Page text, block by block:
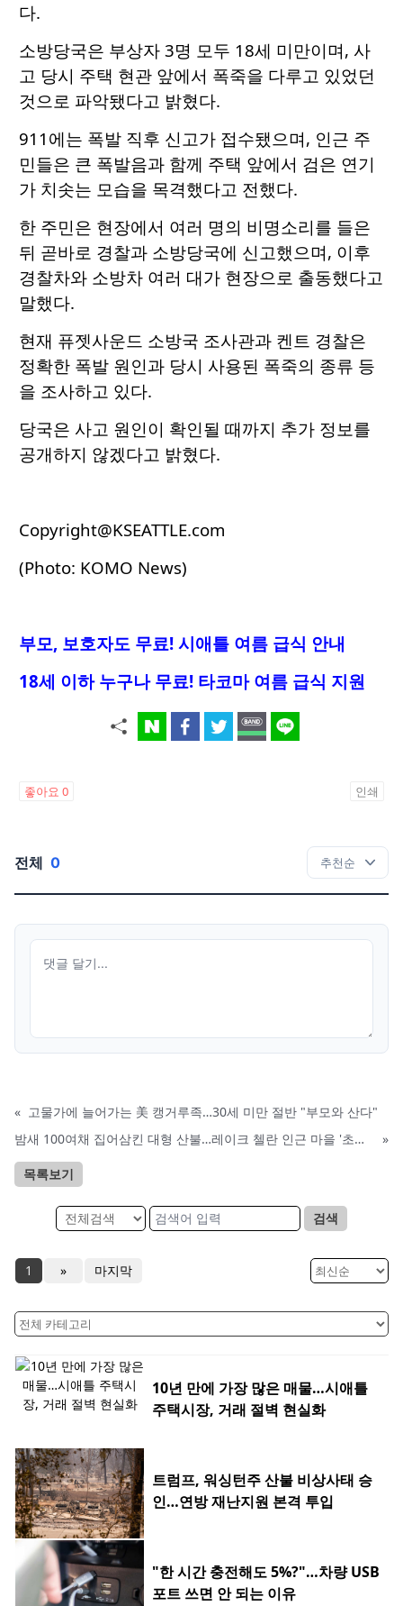
다.
소방당국은 부상자 3명 모두 18세 미만이며, 사
고 당시 주택 현관 앞에서 폭죽을 다루고 있었던
것으로 파악됐다고 밝혔다.
911에는 폭발 직후 신고가 접수됐으며, 인근 주
민들은 큰 폭발음과 함께 주택 앞에서 검은 연기
가 치솟는 모습을 목격했다고 전했다.
한 주민은 현장에서 여러 명의 비명소리를 들은
뒤 곧바로 경찰과 소방당국에 신고했으며, 이후
경찰차와 소방차 여러 대가 현장으로 출동했다고
말했다.
현재 퓨젯사운드 소방국 조사관과 켄트 경찰은
정확한 폭발 원인과 당시 사용된 폭죽의 종류 등
을 조사하고 있다.
당국은 사고 원인이 확인될 때까지 추가 정보를
공개하지 않겠다고 밝혔다.
Copyright@KSEATTLE.com
(Photo: KOMO News)
부모, 보호자도 무료! 시애틀 여름 급식 안내
18세 이하 누구나 무료! 타코마 여름 급식 지원
좋아요 0 인쇄
전체 0
« 고물가에 늘어가는 美 캥거루족…30세 미만 절반 "부모와 산다"
밤새 100여채 집어삼킨 대형 산불…레이크 첼란 인근 마을 '초토화'
»
목록보기
검색
1 » 마지막
10년 만에 가장 많은 매물…시애틀
주택시장, 거래 절벽 현실화
트럼프, 워싱턴주 산불 비상사태 승
인…연방 재난지원 본격 투입
"한 시간 충전해도 5%?"…차량 USB
포트 쓰면 안 되는 이유